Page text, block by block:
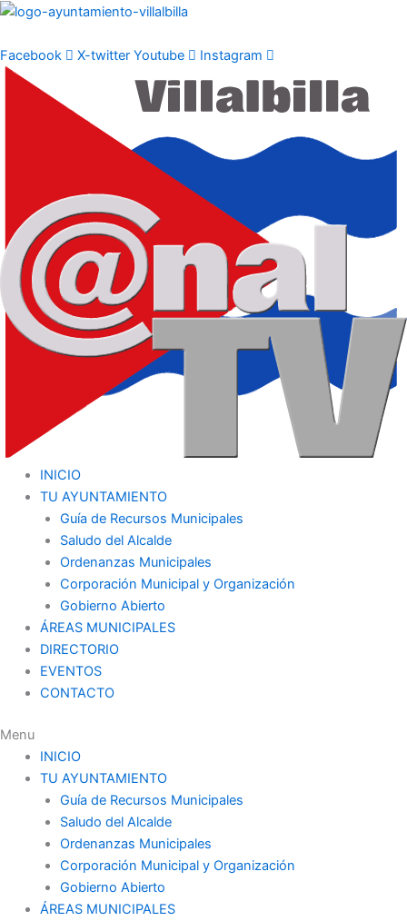
Ir
contenido
Facebook X-twitter Youtube Instagram
INICIO
TU AYUNTAMIENTO
Guía de Recursos Municipales
Saludo del Alcalde
Ordenanzas Municipales
Corporación Municipal y Organización
Gobierno Abierto
ÁREAS MUNICIPALES
DIRECTORIO
EVENTOS
CONTACTO
Menu
INICIO
TU AYUNTAMIENTO
Guía de Recursos Municipales
Saludo del Alcalde
Ordenanzas Municipales
Corporación Municipal y Organización
Gobierno Abierto
ÁREAS MUNICIPALES